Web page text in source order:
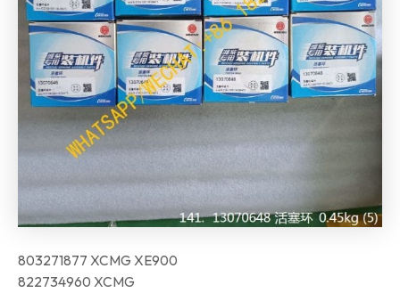
803271877 XCMG XE900
822734960 XCMG